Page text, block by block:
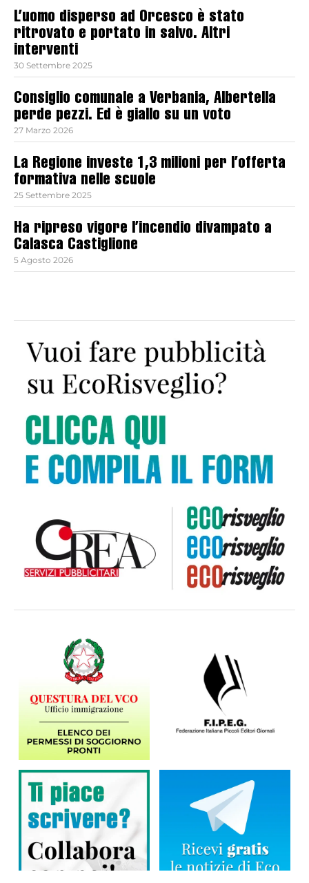
L’uomo disperso ad Orcesco è stato
ritrovato e portato in salvo. Altri
interventi
30 Settembre 2025
Consiglio comunale a Verbania, Albertella
perde pezzi. Ed è giallo su un voto
27 Marzo 2026
La Regione investe 1,3 milioni per l’offerta
formativa nelle scuole
25 Settembre 2025
Ha ripreso vigore l’incendio divampato a
Calasca Castiglione
5 Agosto 2026